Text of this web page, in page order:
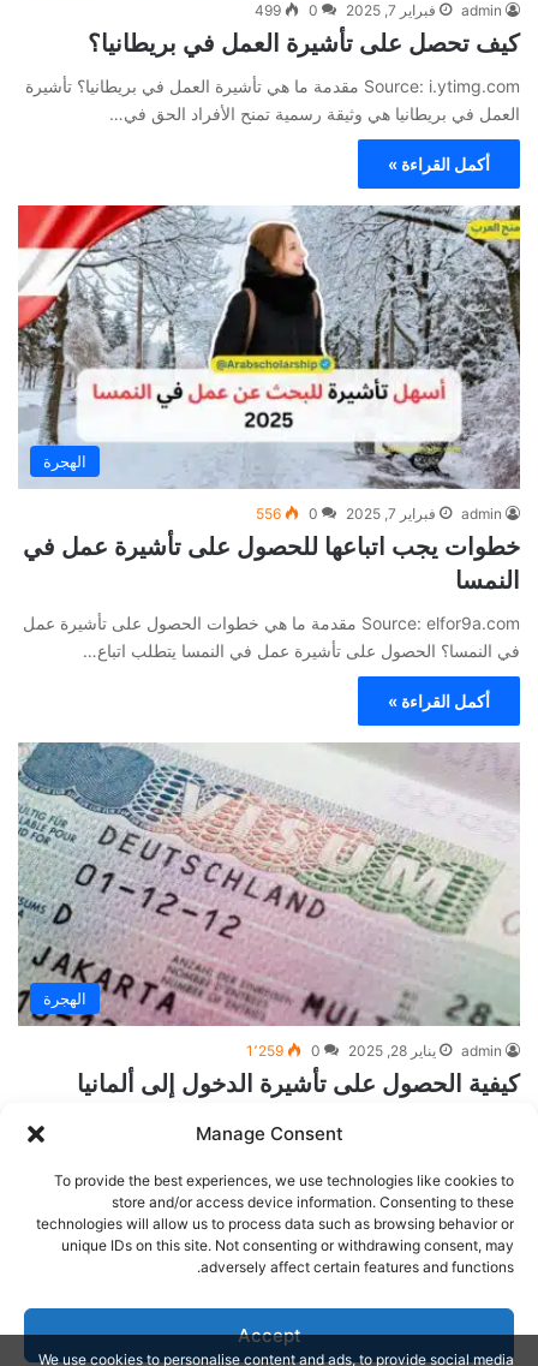
Manage Consent
To provide the best experiences, we use technologies like cookies to
store and/or access device information. Consenting to these
technologies will allow us to process data such as browsing behavior or
unique IDs on this site. Not consenting or withdrawing consent, may
adversely affect certain features and functions.
Accept
admin فبراير 7, 2025 0
499
كيف تحصل على تأشيرة العمل في بريطانيا؟
Source: i.ytimg.com مقدمة ما هي تأشيرة العمل في بريطانيا؟ تأشيرة
العمل في بريطانيا هي وثيقة رسمية تمنح الأفراد الحق في…
أكمل القراءة »
الهجرة
admin فبراير 7, 2025 0
556
خطوات يجب اتباعها للحصول على تأشيرة عمل في
النمسا
Source: elfor9a.com مقدمة ما هي خطوات الحصول على تأشيرة عمل
في النمسا؟ الحصول على تأشيرة عمل في النمسا يتطلب اتباع…
أكمل القراءة »
الهجرة
admin يناير 28, 2025 0 1٬259
كيفية الحصول على تأشيرة الدخول إلى ألمانيا
تأشيرة الدخول إلى ألمانيا هي وثيقة رسمية تُمنح للأفراد الذين يرغبون…
أكمل القراءة »
We use cookies to personalise content and ads, to provide social media